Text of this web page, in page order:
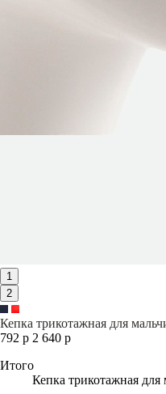
1
2
Кепка трикотажная для
792 р 2 640 р
Итого
Кепка трикотажная